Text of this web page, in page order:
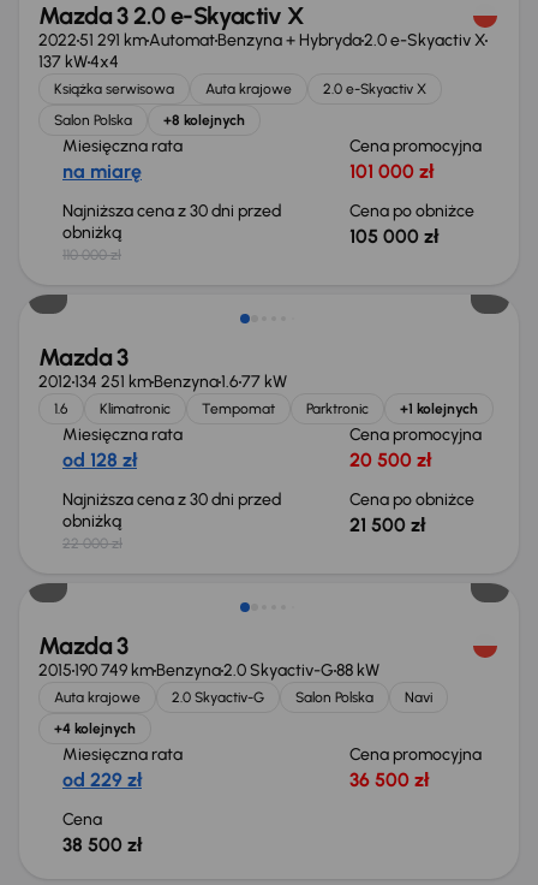
Mazda 3 2.0 e-Skyactiv X
202251 291 kmAutomatBenzyna + Hybryda2.0 e-Skyactiv X
137 kW4x4
Książka serwisowa Auta krajowe
2.0 e-Skyactiv X
Salon Polska
+8 kolejnych
Miesięczna rata
na miarę
Cena promocyjna
101 000 zł
Najniższa cena z 30 dni przed
obniżką
110 000 zł
Cena po obniżce
105 000 zł
Taniej o 500 zł
Mazda 3
2012134 251 kmBenzyna1.677 kW
1.6 Klimatronic Tempomat Parktronic +1 kolejnych
Miesięczna rata
od 128 zł
Cena promocyjna
20 500 zł
Najniższa cena z 30 dni przed
obniżką
22 000 zł
Cena po obniżce
21 500 zł
Mazda 3
2015190 749 kmBenzyna2.0 Skyactiv-G88 kW
Auta krajowe 2.0 Skyactiv-G Salon Polska
Navi
+4 kolejnych
Miesięczna rata
od 229 zł
Cena promocyjna
36 500 zł
Cena
38 500 zł